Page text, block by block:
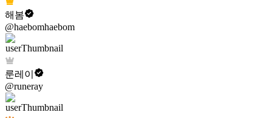
해봄
@haebomhaebom
룬레이
@runeray